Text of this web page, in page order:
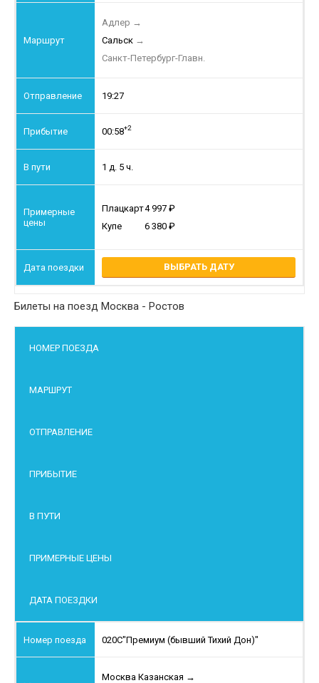
Адлер →
Сальск →
Санкт-Петербург-Главн.
19:27
00:58+2
1 д. 5 ч.
Плацкарт4 997
Купе
6 380
ВЫБРАТЬ ДАТУ
Билеты на поезд Москва - Ростов
НОМЕР ПОЕЗДА
МАРШРУТ
ОТПРАВЛЕНИЕ
ПРИБЫТИЕ
В ПУТИ
ПРИМЕРНЫЕ ЦЕНЫ
ДАТА ПОЕЗДКИ
020С"Премиум (бывший Тихий Дон)"
Москва Казанская →